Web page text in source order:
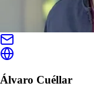
Álvaro Cuéllar